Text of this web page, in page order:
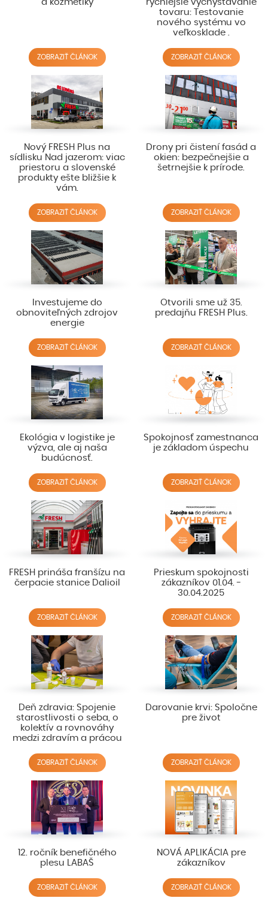
a kozmetiky
ZOBRAZIŤ ČLÁNOK
rýchlejšie vychystávanie
tovaru: Testovanie
nového systému vo
veľkosklade .
ZOBRAZIŤ ČLÁNOK
Nový FRESH Plus na
sídlisku Nad jazerom: viac
priestoru a slovenské
produkty ešte bližšie k
vám.
ZOBRAZIŤ ČLÁNOK
Drony pri čistení fasád a
okien: bezpečnejšie a
šetrnejšie k prírode.
ZOBRAZIŤ ČLÁNOK
Investujeme do
obnoviteľných zdrojov
energie
ZOBRAZIŤ ČLÁNOK
Otvorili sme už 35.
predajňu FRESH Plus.
ZOBRAZIŤ ČLÁNOK
Ekológia v logistike je
výzva, ale aj naša
budúcnosť.
ZOBRAZIŤ ČLÁNOK
Spokojnosť zamestnanca
je základom úspechu
ZOBRAZIŤ ČLÁNOK
FRESH prináša franšízu na
čerpacie stanice Dalioil
ZOBRAZIŤ ČLÁNOK
Prieskum spokojnosti
zákazníkov 01.04. -
30.04.2025
ZOBRAZIŤ ČLÁNOK
Deň zdravia: Spojenie
starostlivosti o seba, o
kolektív a rovnováhy
medzi zdravím a prácou
ZOBRAZIŤ ČLÁNOK
Darovanie krvi: Spoločne
pre život
ZOBRAZIŤ ČLÁNOK
12. ročník benefičného
plesu LABAŠ
ZOBRAZIŤ ČLÁNOK
NOVÁ APLIKÁCIA pre
zákazníkov
ZOBRAZIŤ ČLÁNOK